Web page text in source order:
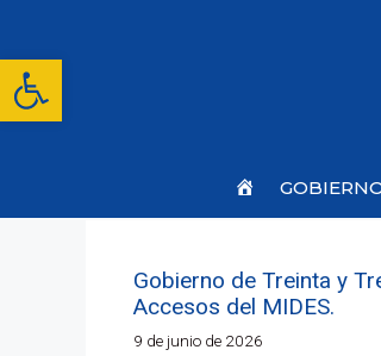
Abrir barra de
contenido
Inicio
Gobierno de Treinta y
Accesos del MIDES.
9 de junio de 2026